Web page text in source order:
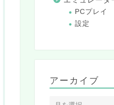
PCプレイ
設定
アーカイブ